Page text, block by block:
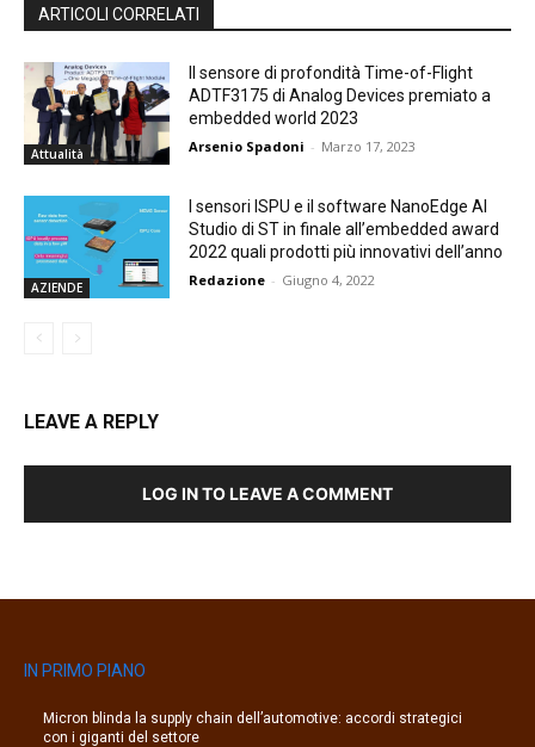
ARTICOLI CORRELATI
Attualità
Il sensore di profondità Time-of-Flight
ADTF3175 di Analog Devices premiato a
embedded world 2023
Arsenio Spadoni - Marzo 17, 2023
AZIENDE
I sensori ISPU e il software NanoEdge AI
Studio di ST in finale all’embedded award
2022 quali prodotti più innovativi dell’anno
Redazione - Giugno 4, 2022
LEAVE A REPLY
LOG IN TO LEAVE A COMMENT
IN PRIMO PIANO
Micron blinda la supply chain dell’automotive: accordi strategici
con i giganti del settore